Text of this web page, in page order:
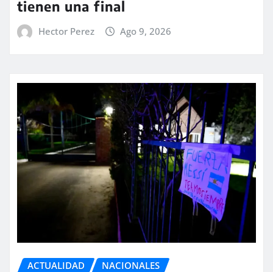
tienen una final
Hector Perez Ago 9, 2026
ACTUALIDAD NACIONALES